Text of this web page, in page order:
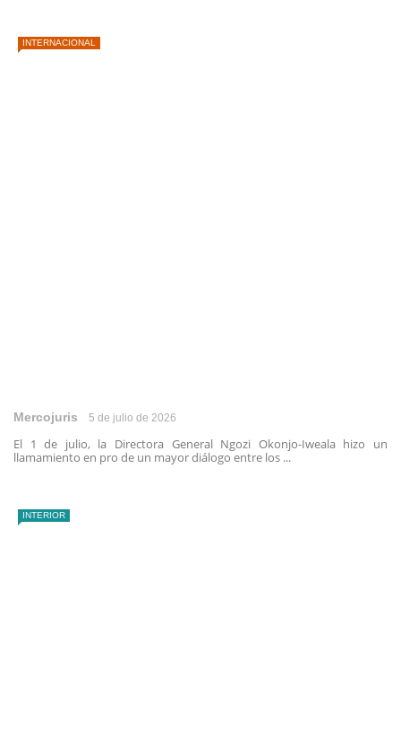
INTERNACIONAL
Mercojuris 5 de julio de 2026
El 1 de julio, la Directora General Ngozi Okonjo-Iweala hizo un
llamamiento en pro de un mayor diálogo entre los ...
INTERIOR